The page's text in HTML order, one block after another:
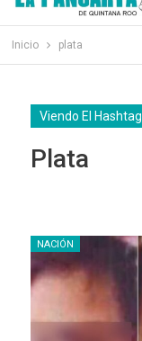
Inicio plata
Viendo El Hashtag
Plata
NACIÓN